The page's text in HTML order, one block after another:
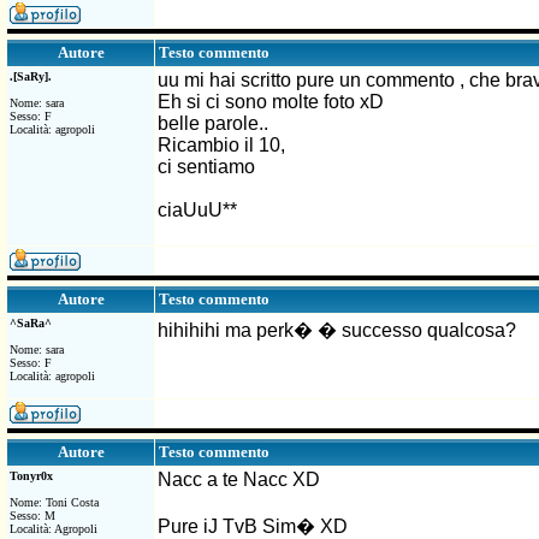
Autore Testo commento
.[SaRy].
Nome: sara
Sesso: F
Località: agropoli
uu mi hai scritto pure un commento , che
Eh si ci sono molte foto xD
belle parole..
Ricambio il 10,
ci sentiamo
ciaUuU**
Autore Testo commento
^SaRa^
Nome: sara
Sesso: F
Località: agropoli
hihihihi ma perk� � successo qualcosa?
Autore Testo commento
Tonyr0x
Nome: Toni Costa
Sesso: M
Località: Agropoli
Nacc a te Nacc XD
Pure iJ TvB Sim� XD